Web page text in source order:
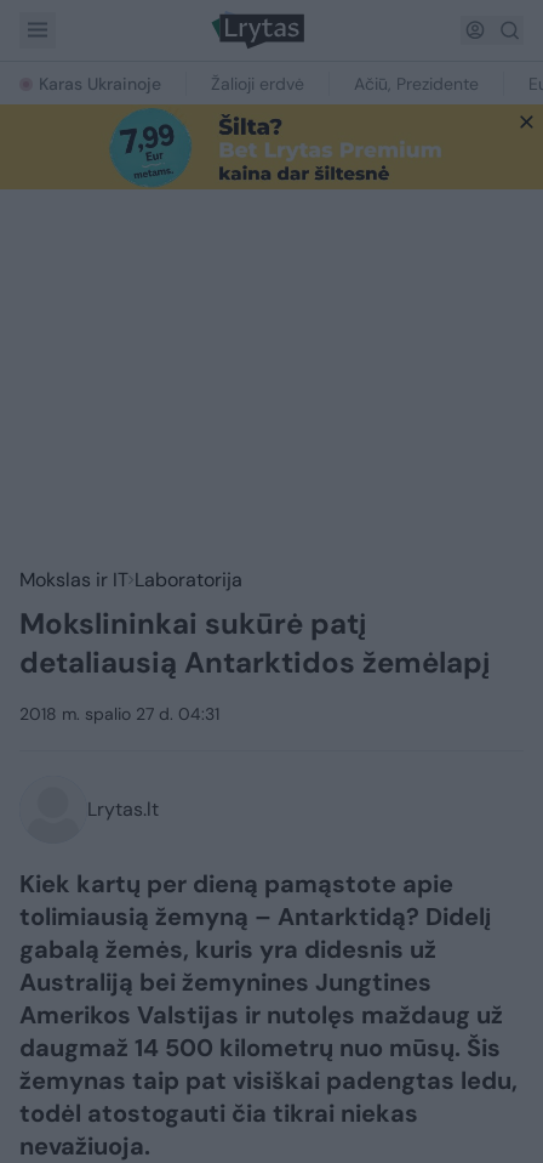
Karas Ukrainoje Žalioji erdvė Ačiū, Prezidente
Mokslas ir IT Laboratorija
Mokslininkai sukūrė patį
detaliausią Antarktidos žemėlapį
2018 m. spalio 27 d. 04:31
Lrytas.lt
Kiek kartų per dieną pamąstote apie
tolimiausią žemyną – Antarktidą? Didelį
gabalą žemės, kuris yra didesnis už
Australiją bei žemynines Jungtines
Amerikos Valstijas ir nutolęs maždaug už
daugmaž 14 500 kilometrų nuo mūsų. Šis
žemynas taip pat visiškai padengtas ledu,
todėl atostogauti čia tikrai niekas
nevažiuoja.